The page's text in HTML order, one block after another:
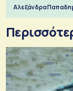
Αλεξάνδρα